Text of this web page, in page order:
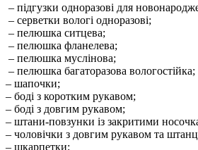
– підгузки одноразові для
– серветки вологі одноразові;
– пелюшка ситцева;
– пелюшка фланелева;
– пелюшка муслінова;
– пелюшка багаторазова вологостійка;
– шапочки;
– боді з коротким рукавом;
– боді з довгим рукавом;
– штани-повзунки із закритими
– чоловічки з довгим рукавом та
– шкарпетки;